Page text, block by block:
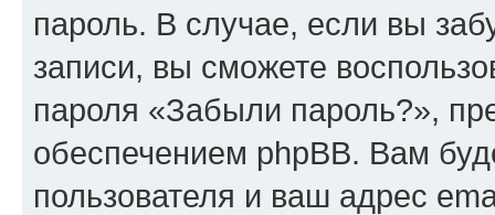
пароль. В случае, если вы
записи, вы сможете
пароля «Забыли пароль?»,
обеспечением phpBB. Вам
пользователя и ваш адрес